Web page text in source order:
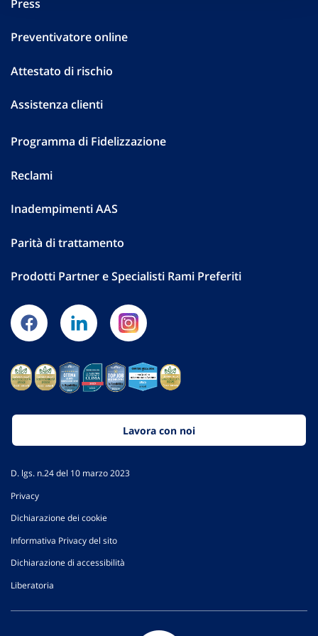
Press
Preventivatore online
Attestato di rischio
Assistenza clienti
Programma di Fidelizzazione
Reclami
Inadempimenti AAS
Parità di trattamento
Prodotti Partner e Specialisti Rami Preferiti
Lavora con noi
D. lgs. n.24 del 10 marzo 2023
Privacy
Dichiarazione dei cookie
Informativa Privacy del sito
Dichiarazione di accessibilità
Liberatoria